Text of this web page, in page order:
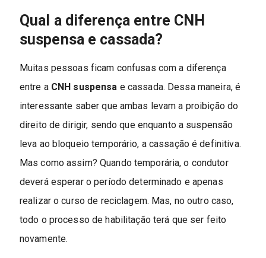
Qual a diferença entre CNH
suspensa e cassada?
Muitas pessoas ficam confusas com a diferença
entre a CNH suspensa e cassada. Dessa maneira, é
interessante saber que ambas levam a proibição do
direito de dirigir, sendo que enquanto a suspensão
leva ao bloqueio temporário, a cassação é definitiva.
Mas como assim? Quando temporária, o condutor
deverá esperar o período determinado e apenas
realizar o curso de reciclagem. Mas, no outro caso,
todo o processo de habilitação terá que ser feito
novamente.